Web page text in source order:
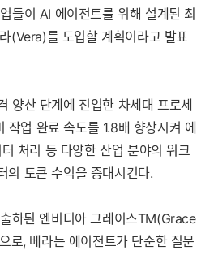
들이 AI 에이전트를 위해 설계된 최
(Vera)를 도입할 계획이라고 발표
양산 단계에 진입한 차세대 프로세
업 완료 속도를 1.8배 향상시켜 에
처리 등 다양한 산업 분야의 워크
의 토큰 수익을 증대시킨다.
하된 엔비디아 그레이스TM(Grace
로, 베라는 에이전트가 단순한 질문